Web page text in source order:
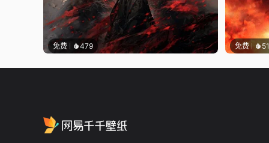
免费 479 免费